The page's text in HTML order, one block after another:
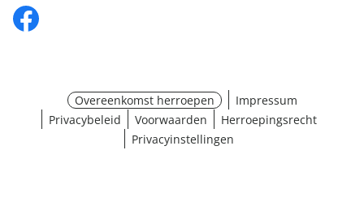
Overeenkomst herroepen
Impressum
Privacybeleid
Voorwaarden
Herroepingsrecht
Privacyinstellingen